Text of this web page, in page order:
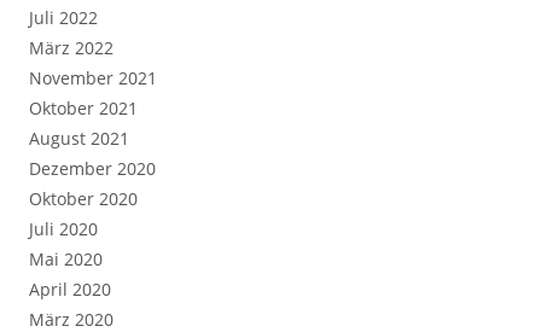
Juli 2022
März 2022
November 2021
Oktober 2021
August 2021
Dezember 2020
Oktober 2020
Juli 2020
Mai 2020
April 2020
März 2020